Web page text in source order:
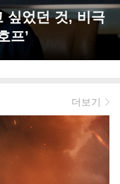
싶었던 것, 비극
프’
더보기